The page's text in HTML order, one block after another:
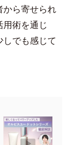
から寄せられ
術を通じ
でも感じて